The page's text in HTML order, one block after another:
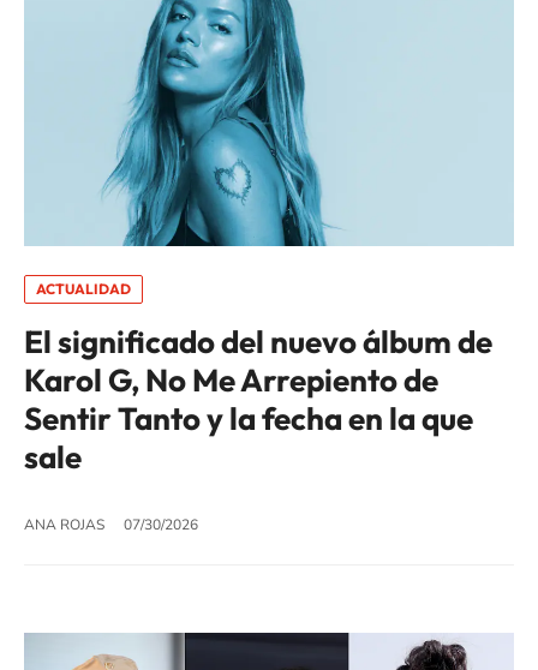
ACTUALIDAD
El significado del nuevo álbum de
Karol G, No Me Arrepiento de
Sentir Tanto y la fecha en la que
sale
ANA ROJAS 07/30/2026